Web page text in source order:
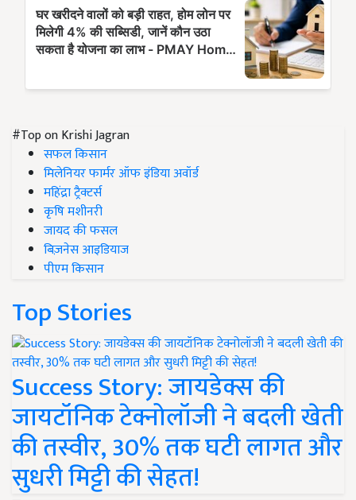
#Top on Krishi Jagran
सफल किसान
मिलेनियर फार्मर ऑफ इंडिया अवॉर्ड
महिंद्रा ट्रैक्टर्स
कृषि मशीनरी
जायद की फसल
बिज़नेस आइडियाज
पीएम किसान
Top Stories
Success Story: जायडेक्स की
जायटॉनिक टेक्नोलॉजी ने बदली खेती
की तस्वीर, 30% तक घटी लागत और
सुधरी मिट्टी की सेहत!